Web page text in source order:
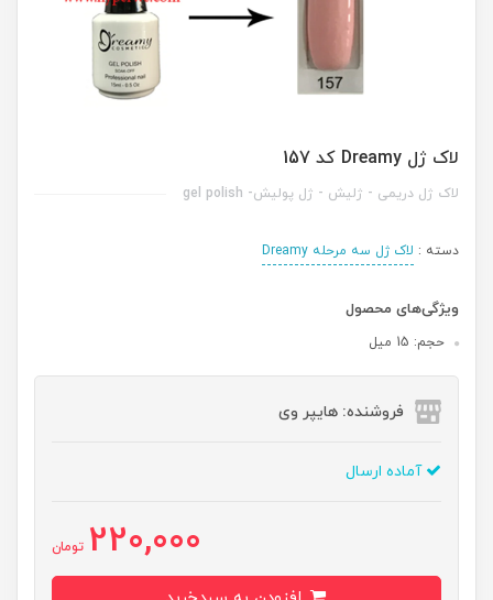
لاک ژل Dreamy کد 157
لاک ژل دریمی - ژلیش - ژل پولیش- gel polish
دسته : لاک ژل سه مرحله Dreamy
ویژگی‌های محصول
حجم: 15 میل
فروشنده: هایپر وی
آماده ارسال
220,000 تومان